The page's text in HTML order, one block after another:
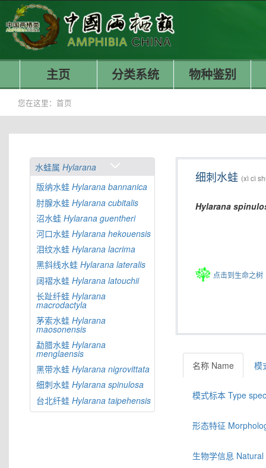
主页 分类系统 物种鉴别
您在这里： 首页
水蛙属 Hylarana
版纳水蛙 Hylarana bannanica
肘腺水蛙 Hylarana cubitalis
沼水蛙 Hylarana guentheri
河口水蛙 Hylarana hekouensis
泪纹水蛙 Hylarana lacrima
黑斜线水蛙 Hylarana lateralis
阔褶水蛙 Hylarana latouchii
长趾纤蛙 Hylarana
macrodactyla
茅索水蛙 Hylarana
maosonensis
勐腊水蛙 Hylarana
menglaensis
黑带水蛙 Hylarana nigrovittata
细刺水蛙 Hylarana spinulosa
台北纤蛙 Hylarana taipehensis
细刺水蛙 (xì cì
Hylarana
点击到生命之树
名称 Name 模
模式标本 Type
形态特征
生物学信息